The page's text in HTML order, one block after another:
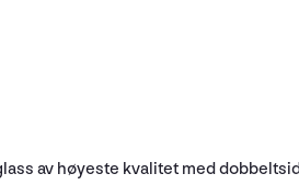
av høyeste kvalitet med